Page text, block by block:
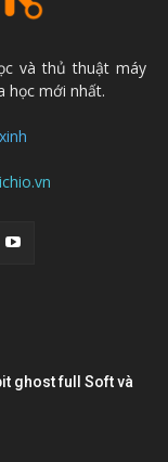
và thủ thuật máy
học mới nhất.
ghost full Soft và